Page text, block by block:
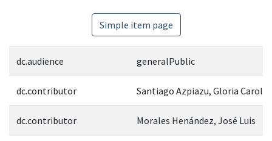
Simple item page
dc.audience generalPublic
dc.contributor Santiago Azpiazu, Gloria Carola
dc.contributor Morales Henández, José Luis